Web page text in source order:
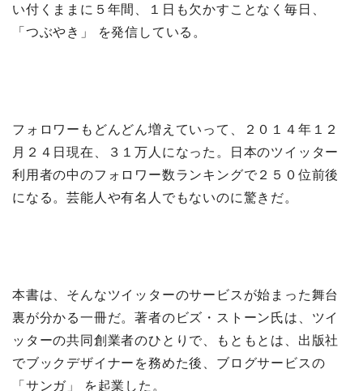
い付くままに５年間、１日も欠かすことなく毎日、
「つぶやき」 を発信している。
フォロワーもどんどん増えていって、２０１４年１２
月２４日現在、３１万人になった。日本のツイッター
利用者の中のフォロワー数ランキングで２５０位前後
になる。芸能人や有名人でもないのに驚きだ。
本書は、そんなツイッターのサービスが始まった舞台
裏が分かる一冊だ。著者のビズ・ストーン氏は、ツイ
ッターの共同創業者のひとりで、もともとは、出版社
でブックデザイナーを務めた後、ブログサービスの
「サンガ」 を起業した。